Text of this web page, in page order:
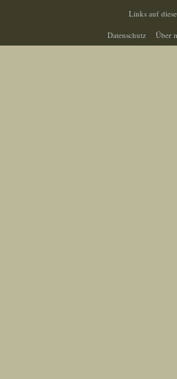
Links auf
Datenschutz Über